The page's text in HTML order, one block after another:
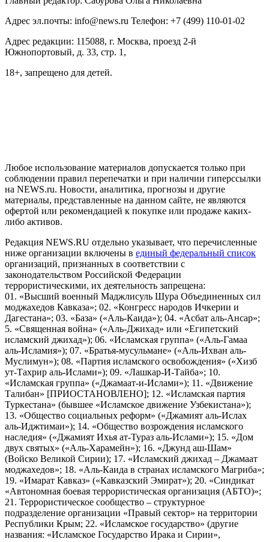
Адрес эл.почты: info@news.ru Телефон: +7 (499) 110-01-02
Адрес редакции: 115088, г. Москва, проезд 2-й
Южнопортовый, д. 33, стр. 1,
18+, запрещено для детей.
Любое использование материалов допускается только при
соблюдении правил перепечатки и при наличии гиперссылки
на NEWS.ru. Новости, аналитика, прогнозы и другие
материалы, представленные на данном сайте, не являются
офертой или рекомендацией к покупке или продаже каких-
либо активов.
Редакция NEWS.RU отдельно указывает, что перечисленные
ниже организации включены в единый федеральный список
организаций, признанных в соответствии с
законодательством Российской Федерации
террористическими, их деятельность запрещена:
01. «Высший военный Маджлисуль Шура Объединенных сил
моджахедов Кавказа»; 02. «Конгресс народов Ичкерии и
Дагестана»; 03. «База» («Аль-Каида»); 04. «Асбат аль-Ансар»;
5. «Священная война» («Аль-Джихад» или «Египетский
исламский джихад»); 06. «Исламская группа» («Аль-Гамаа
аль-Исламия»); 07. «Братья-мусульмане» («Аль-Ихван аль-
Муслимун»); 08. «Партия исламского освобождения» («Хизб
ут-Тахрир аль-Ислами»); 09. «Лашкар-И-Тайба»; 10.
«Исламская группа» («Джамаат-и-Ислами»); 11. «Движение
Талибан» [ПРИОСТАНОВЛЕНО]; 12. «Исламская партия
Туркестана» (бывшее «Исламское движение Узбекистана»);
13. «Общество социальных реформ» («Джамият аль-Ислах
аль-Иджтимаи»); 14. «Общество возрождения исламского
наследия» («Джамият Ихья ат-Тураз аль-Ислами»); 15. «Дом
двух святых» («Аль-Харамейн»); 16. «Джунд аш-Шам»
(Войско Великой Сирии); 17. «Исламский джихад – Джамаат
моджахедов»; 18. «Аль-Каида в странах исламского Магриба»;
19. «Имарат Кавказ» («Кавказский Эмират»); 20. «Синдикат
«Автономная боевая террористическая организация (АБТО)»;
21. Террористическое сообщество – структурное
подразделение организации «Правый сектор» на территории
Республики Крым; 22. «Исламское государство» (другие
названия: «Исламское Государство Ирака и Сирии»,